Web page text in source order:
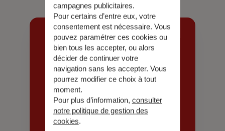
campagnes publicitaires.
Pour certains d’entre eux, votre
consentement est nécessaire. Vous
pouvez paramétrer ces cookies ou
bien tous les accepter, ou alors
décider de continuer votre
navigation sans les accepter. Vous
pourrez modifier ce choix à tout
moment.
Pour plus d’information, consulter
notre politique de gestion des
cookies.